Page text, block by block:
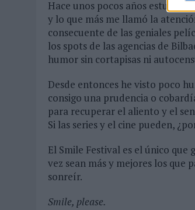
Hace unos pocos años estudié
y lo que más me llamó la
consecuente de las geniales
los spots de las agencias de
humor sin cortapisas ni
Desde entonces he visto poco
consigo una prudencia o
para recuperar el aliento y el
Si las series y el cine pueden,
El Smile Festival es el único que
vez sean más y mejores los que
sonreír.
Smile, please.